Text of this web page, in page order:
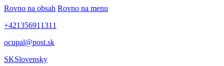
Rovno na obsah Rovno na menu
+421356911311
ocupal@post.sk
SKSlovensky